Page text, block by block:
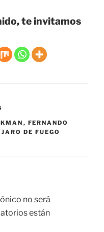
te invitamos
, FERNANDO
DE FUEGO
no será
están